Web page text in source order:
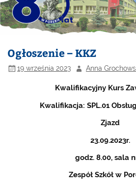
Ogłoszenie – KKZ
19 września 2023 Anna
Kwalifikacyjny Kurs
Kwalifikacja: SPL.01
Zjazd
23.09.2023r.
godz. 8.00, sala
Zespół Szkół w